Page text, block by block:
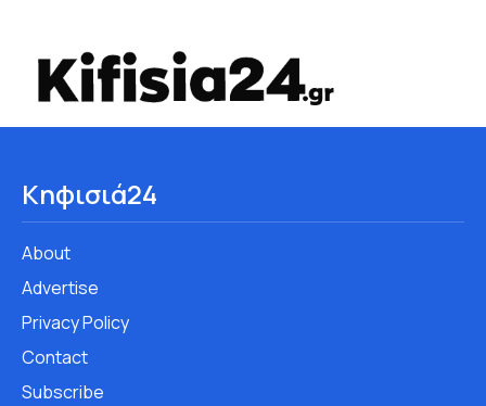
Κηφισιά24
About
Advertise
Privacy Policy
Contact
Subscribe